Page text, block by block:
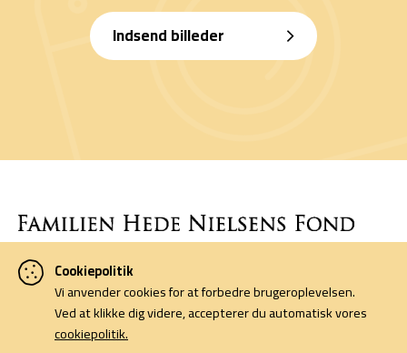
Indsend billeder
Denne side er finansieret af Familien Hede Nielsens Fond og drives
af foreningen Horsens Billeders Venner.
Cookiepolitik
Cookiepolitik
Vi anvender cookies for at forbedre brugeroplevelsen.
Ved at klikke dig videre, accepterer du automatisk vores
cookiepolitik.